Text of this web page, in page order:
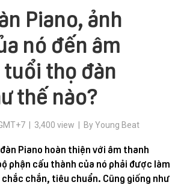
Piano, ảnh
nó đến âm
thọ đàn
thế nào?
| 3,400 view | By Young Beat
Piano hoàn thiện với âm thanh
phận cấu thành của nó phải được làm
chắn, tiêu chuẩn. Cũng giống như